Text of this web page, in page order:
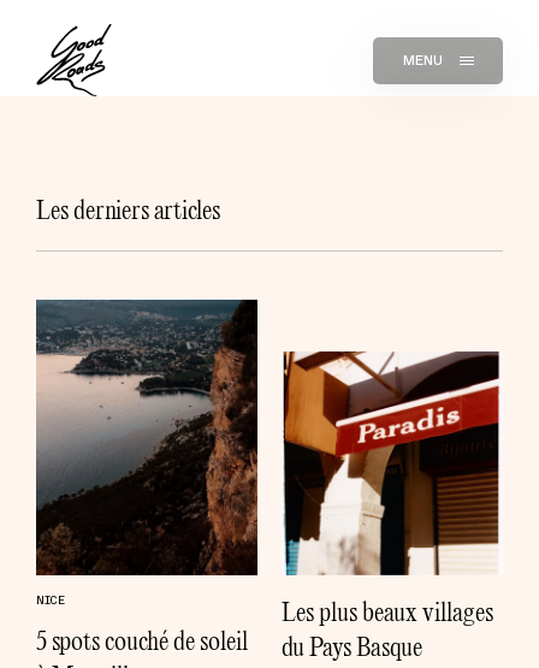
MENU
Les derniers articles
NICE
5 spots couché de soleil
Les plus beaux villages
du Pays Basque